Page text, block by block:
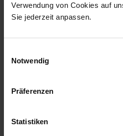
Verwendung von Cookies auf
Sie jederzeit anpassen.
Notwendig
Präferenzen
Statistiken
Vase, Royal Blossom,
Available